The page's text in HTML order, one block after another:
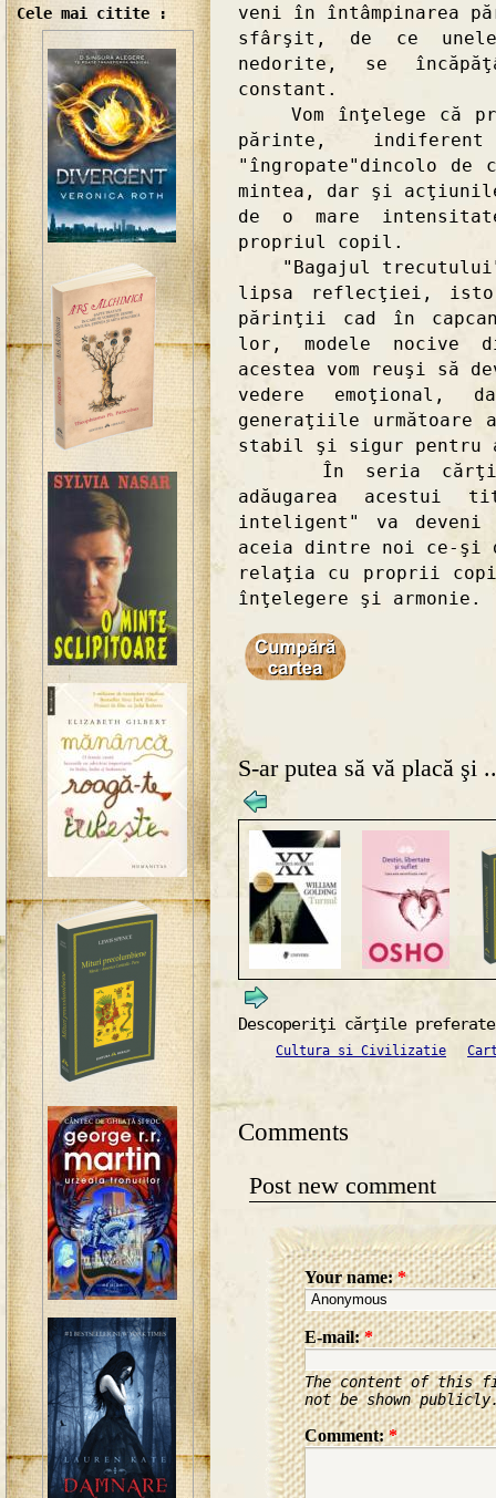
Cele mai citite :
veni în întâmpinarea
sfârşit, de ce
nedorite, se
constant.
Vom înţelege că
părinte,
"îngropate"dincolo de
mintea, dar şi
de o mare
propriul copil.
"Bagajul trecutului"
lipsa reflecţiei,
părinţii cad în
lor, modele nocive
acestea vom reuşi să
vedere emoţional,
generaţiile următoare
stabil şi sigur pentru
În seria cărţilor
adăugarea
inteligent" va
aceia dintre noi ce-şi
relaţia cu proprii
înţelegere şi armonie.
S-ar putea să vă placă şi
Descoperiţi cărţile
Cultura si Civilizatie
Comments
Post new comment
Your name:*
E-mail:*
The content of this
not be shown
Comment:*